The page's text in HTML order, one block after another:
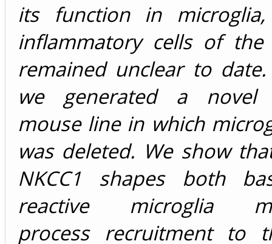
its function in
inflammatory cells of
remained unclear to
we generated a novel
mouse line in which
was deleted. We show
NKCC1 shapes both
reactive microglia
process recruitment to